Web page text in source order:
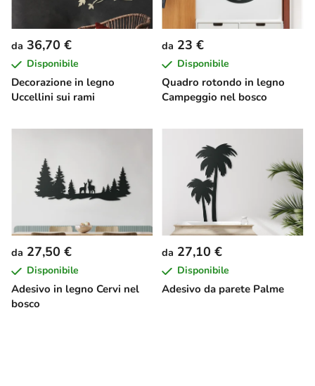
Decorazione in legno
Uccellini sui rami
da 36,70 €
Disponibile
Quadro rotondo in legno
Campeggio nel bosco
da 23 €
Disponibile
Adesivo in legno Cervi nel
bosco
da 27,50 €
Disponibile
Adesivo da parete Palme
da 27,10 €
Disponibile